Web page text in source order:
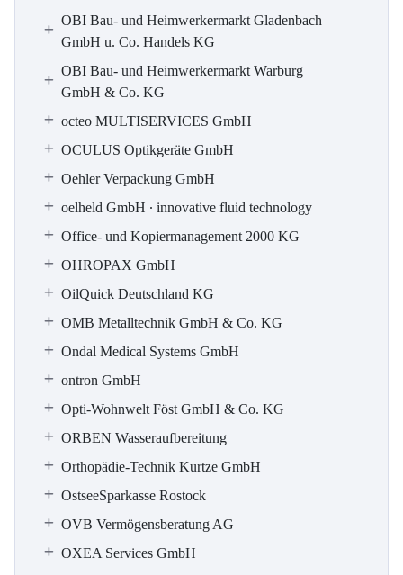
OBI Bau- und Heimwerkermarkt Gladenbach
GmbH u. Co. Handels KG
OBI Bau- und Heimwerkermarkt Warburg
GmbH & Co. KG
octeo MULTISERVICES GmbH
OCULUS Optikgeräte GmbH
Oehler Verpackung GmbH
oelheld GmbH ∙ innovative fluid technology
Office- und Kopiermanagement 2000 KG
OHROPAX GmbH
OilQuick Deutschland KG
OMB Metalltechnik GmbH & Co. KG
Ondal Medical Systems GmbH
ontron GmbH
Opti-Wohnwelt Föst GmbH & Co. KG
ORBEN Wasseraufbereitung
Orthopädie-Technik Kurtze GmbH
OstseeSparkasse Rostock
OVB Vermögensberatung AG
OXEA Services GmbH